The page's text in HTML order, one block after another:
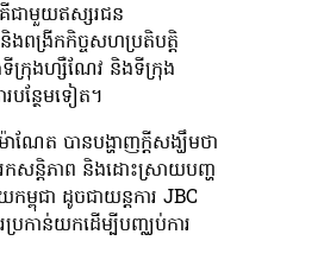
ជាមួយឥស្សរជន
ងពង្រីកកិច្ចសហប្រតិបត្តិ
ទីក្រុងហ្សឺណែវ និងទីក្រុង
បន្ថែមទៀត។
ណែត បានបង្ហាញក្តីសង្ឃឹមថា
កសន្តិភាព និងដោះស្រាយបញ្ហ
ម្ពុជា ដូចជាយន្តការ JBC
រកាន់យកដើម្បីបញ្ឈប់ការ